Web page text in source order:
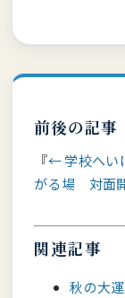
前後の記事
← 学校へい
がる場 対面
関連記事
秋の大